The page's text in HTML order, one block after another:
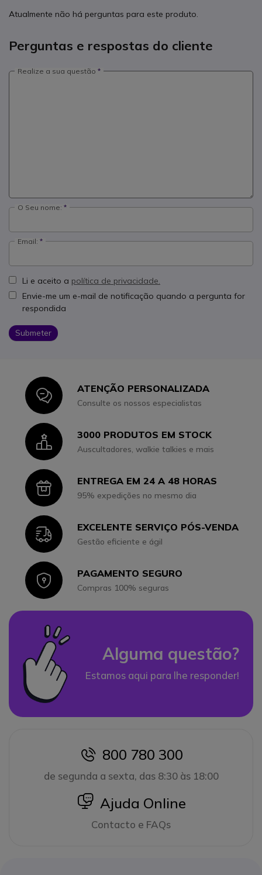
Atualmente não há perguntas para este produto.
Perguntas e respostas do cliente
Realize a sua questão
O Seu nome:
Email:
Li e aceito a política de privacidade.
Envie-me um e-mail de notificação quando a pergunta for
respondida
Submeter
IconATENÇÃO PERSONALIZADA
Consulte os nossos especialistas
Icon3000 PRODUTOS EM STOCK
Auscultadores, walkie talkies e mais
IconENTREGA EM 24 A 48 HORAS
95% expedições no mesmo dia
IconEXCELENTE SERVIÇO PÓS-VENDA
Gestão eficiente e ágil
IconPAGAMENTO SEGURO
Compras 100% seguras
Alguma questão?
Estamos aqui para lhe responder!
icon
800 780 300
de segunda a sexta, das 8:30 às 18:00
icon
Ajuda Online
Contacto e FAQs